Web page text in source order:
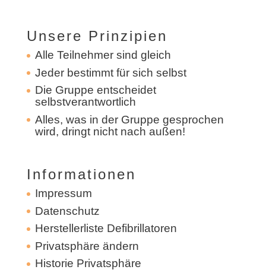
Unsere Prinzipien
Alle Teilnehmer sind gleich
Jeder bestimmt für sich selbst
Die Gruppe entscheidet
selbstverantwortlich
Alles, was in der Gruppe gesprochen
wird, dringt nicht nach außen!
Informationen
Impressum
Datenschutz
Herstellerliste Defibrillatoren
Privatsphäre ändern
Historie Privatsphäre